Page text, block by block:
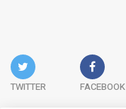
TWITTER FACEBOOK